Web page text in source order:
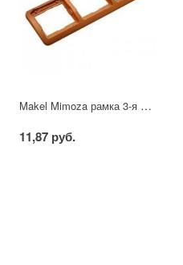
Makel Mimoza рамка 3-я вертикаль шампань
11,87 руб.